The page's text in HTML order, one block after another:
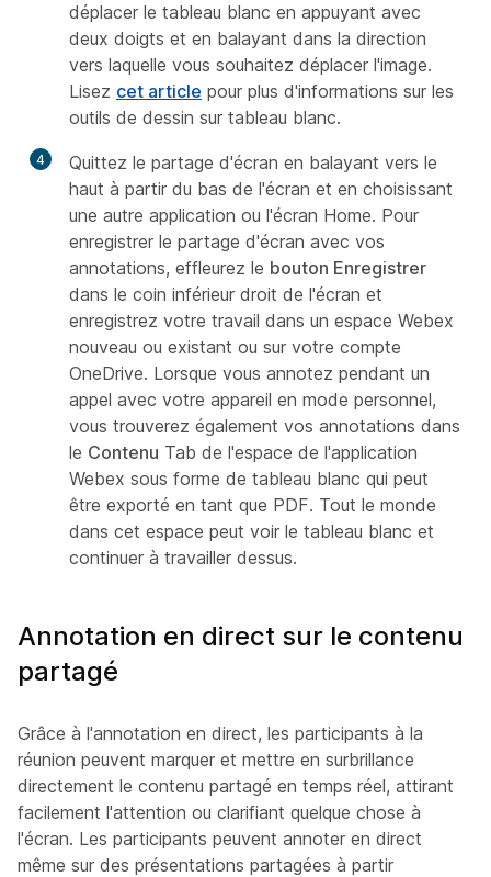
déplacer le tableau blanc en appuyant avec
deux doigts et en balayant dans la direction
vers laquelle vous souhaitez déplacer l'image.
Lisez cet article pour plus d'informations sur les
outils de dessin sur tableau blanc.
4
Quittez le partage d'écran en balayant vers le
haut à partir du bas de l'écran et en choisissant
une autre application ou l'écran Home. Pour
enregistrer le partage d'écran avec vos
annotations, effleurez le bouton Enregistrer
dans le coin inférieur droit de l'écran et
enregistrez votre travail dans un espace Webex
nouveau ou existant ou sur votre compte
OneDrive. Lorsque vous annotez pendant un
appel avec votre appareil en mode personnel,
vous trouverez également vos annotations dans
le Contenu Tab de l'espace de l'application
Webex sous forme de tableau blanc qui peut
être exporté en tant que PDF. Tout le monde
dans cet espace peut voir le tableau blanc et
continuer à travailler dessus.
Annotation en direct sur le contenu
partagé
Grâce à l'annotation en direct, les participants à la
réunion peuvent marquer et mettre en surbrillance
directement le contenu partagé en temps réel, attirant
facilement l'attention ou clarifiant quelque chose à
l'écran. Les participants peuvent annoter en direct
même sur des présentations partagées à partir